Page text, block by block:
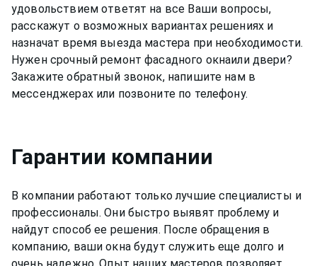
удовольствием ответят на все Ваши вопросы,
расскажут о возможных вариантах решениях и
назначат время выезда мастера при необходимости.
Нужен срочный ремонтфасадного окнаили двери?
Закажите обратный звонок, напишите нам в
мессенджерах или позвоните по телефону.
Гарантии компании
В компании работают только лучшие специалисты и
профессионалы. Они быстро выявят проблему и
найдут способ ее решения. После обращения в
компанию, ваши окна будут служить еще долго и